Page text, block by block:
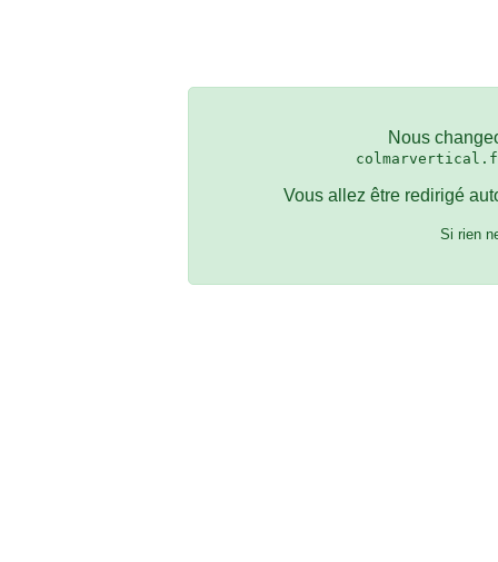
Nous
Vous allez être redirigé
Si rien